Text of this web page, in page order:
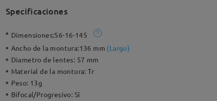
Specificaciones
Dimensiones:56-16-145
Ancho de la montura:136 mm (Largo)
Diametro de lentes: 57 mm
Material de la montura:Tr
Peso: 13g
Bifocal/Progresivo: Sí